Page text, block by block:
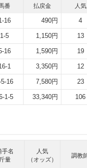
番 払戻金 人気
16 490円 4
1-5 1,150円 13
16 1,590円 19
1 3,350円 12
5-16 7,580円 23
1-5 33,340円 106
手名
斤量
人気
（オッズ）
調教